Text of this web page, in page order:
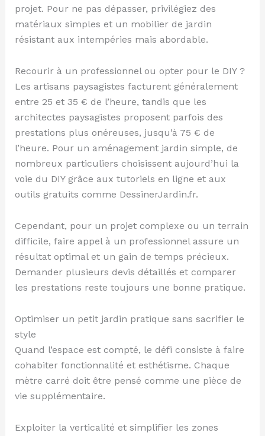
projet. Pour ne pas dépasser, privilégiez des
matériaux simples et un mobilier de jardin
résistant aux intempéries mais abordable.
Recourir à un professionnel ou opter pour le DIY ?
Les artisans paysagistes facturent généralement
entre 25 et 35 € de l’heure, tandis que les
architectes paysagistes proposent parfois des
prestations plus onéreuses, jusqu’à 75 € de
l’heure. Pour un aménagement jardin simple, de
nombreux particuliers choisissent aujourd’hui la
voie du DIY grâce aux tutoriels en ligne et aux
outils gratuits comme DessinerJardin.fr.
Cependant, pour un projet complexe ou un terrain
difficile, faire appel à un professionnel assure un
résultat optimal et un gain de temps précieux.
Demander plusieurs devis détaillés et comparer
les prestations reste toujours une bonne pratique.
Optimiser un petit jardin pratique sans sacrifier le
style
Quand l’espace est compté, le défi consiste à faire
cohabiter fonctionnalité et esthétisme. Chaque
mètre carré doit être pensé comme une pièce de
vie supplémentaire.
Exploiter la verticalité et simplifier les zones